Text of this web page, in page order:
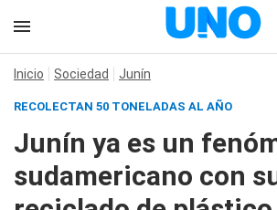
Inicio Sociedad Junín
RECOLECTAN 50 TONELADAS AL AÑO
Junín ya es un
sudamericano con